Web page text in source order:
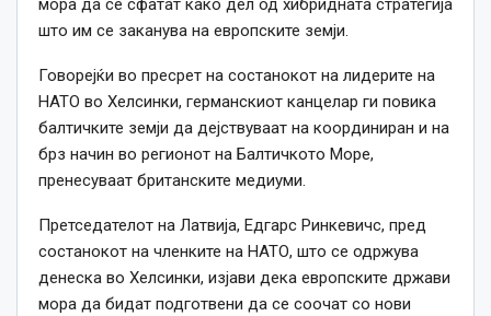
мора да се сфатат како дел од хибридната стратегија
што им се заканува на европските земји.
Говорејќи во пресрет на состанокот на лидерите на
НАТО во Хелсинки, германскиот канцелар ги повика
балтичките земји да дејствуваат на координиран и на
брз начин во регионот на Балтичкото Море,
пренесуваат британските медиуми.
Претседателот на Латвија, Едгарс Ринкевичс, пред
состанокот на членките на НАТО, што се одржува
денеска во Хелсинки, изјави дека европските држави
мора да бидат подготвени да се соочат со нови